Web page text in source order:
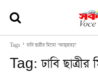
Tags ঢাবি ছাত্রীর মিমো ‘আত্মহত্যা’
Tag:ঢাবি